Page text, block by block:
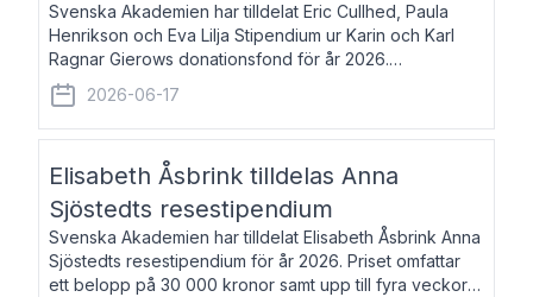
Svenska Akademien har tilldelat Eric Cullhed, Paula
Henrikson och Eva Lilja Stipendium ur Karin och Karl
Ragnar Gierows donationsfond för år 2026.
Stipendiebeloppet är på 70 000 kronor vardera. Eric
Cullhed, född 1985, är professor i grekis
2026-06-17
Elisabeth Åsbrink tilldelas Anna
Sjöstedts resestipendium
Svenska Akademien har tilldelat Elisabeth Åsbrink Anna
Sjöstedts resestipendium för år 2026. Priset omfattar
ett belopp på 30 000 kronor samt upp till fyra veckors